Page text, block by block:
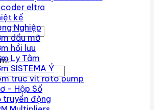
eltra
kế
Nghiệp
dầu mỡ
hồi lưu
Ly Tâm
SISTEMA Ý
truc vit roto pump
- Hộp Số
truyền động